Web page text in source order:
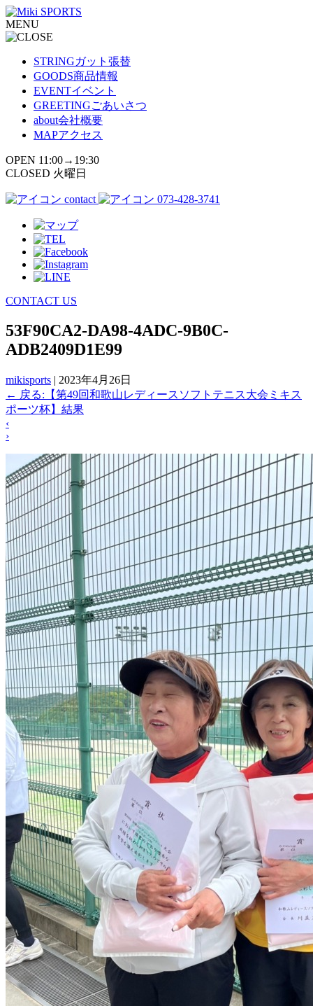
コ
ン
テ
MENU
STRINGガット張替
GOODS商品情報
EVENTイベント
GREETINGごあいさつ
about会社概要
MAPアクセス
OPEN 11:00→19:30
CLOSED 火曜日
contact 073-428-3741
CONTACT US
53F90CA2-DA98-4ADC-9B0C-
ADB2409D1E99
mikisports | 2023年4月26日
← 戻る:【第49回和歌山レディースソフトテニス大会ミキス
ポーツ杯】結果
‹
›